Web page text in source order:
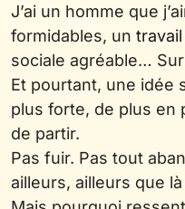
J’ai un homme que
formidables, un travail
sociale agréable…
Et pourtant, une idée
plus forte, de plus en
de partir.
Pas fuir. Pas tout
ailleurs, ailleurs que